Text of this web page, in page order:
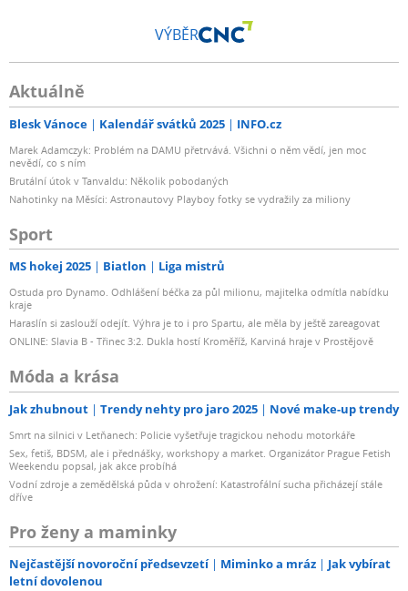
VÝBĚR
Aktuálně
Blesk Vánoce Kalendář svátků 2025 INFO.cz
Marek Adamczyk: Problém na DAMU přetrvává. Všichni o něm vědí, jen moc
nevědí, co s ním
Brutální útok v Tanvaldu: Několik pobodaných
Nahotinky na Měsíci: Astronautovy Playboy fotky se vydražily za miliony
Sport
MS hokej 2025 Biatlon Liga mistrů
Ostuda pro Dynamo. Odhlášení béčka za půl milionu, majitelka odmítla nabídku
kraje
Haraslín si zaslouží odejít. Výhra je to i pro Spartu, ale měla by ještě zareagovat
ONLINE: Slavia B - Třinec 3:2. Dukla hostí Kroměříž, Karviná hraje v Prostějově
Móda a krása
Jak zhubnout Trendy nehty pro jaro 2025 Nové make-up trendy
Smrt na silnici v Letňanech: Policie vyšetřuje tragickou nehodu motorkáře
Sex, fetiš, BDSM, ale i přednášky, workshopy a market. Organizátor Prague Fetish
Weekendu popsal, jak akce probíhá
Vodní zdroje a zemědělská půda v ohrožení: Katastrofální sucha přicházejí stále
dříve
Pro ženy a maminky
Nejčastější novoroční předsevzetí Miminko a mráz
Jak vybírat
letní dovolenou